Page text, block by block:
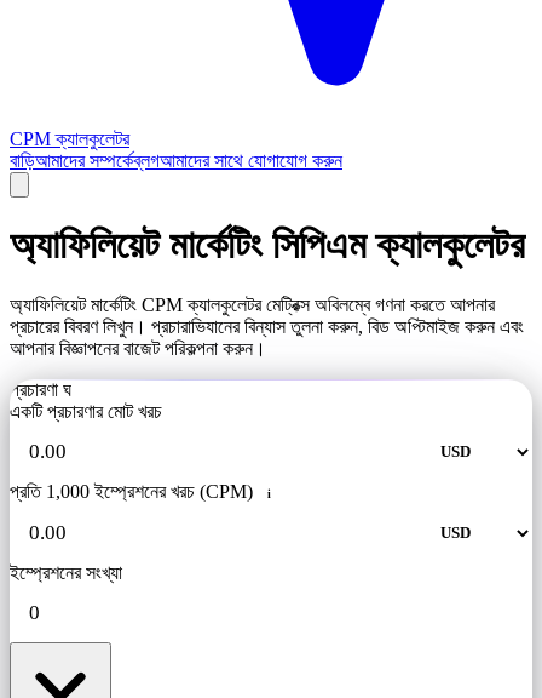
CPM ক্যালকুলেটর
বাড়িআমাদের সম্পর্কেব্লগআমাদের সাথে যোগাযোগ করুন
অ্যাফিলিয়েট মার্কেটিং সিপিএম ক্যালকুলেটর
অ্যাফিলিয়েট মার্কেটিং CPM ক্যালকুলেটর মেট্রিক্স অবিলম্বে গণনা করতে আপনার
প্রচারের বিবরণ লিখুন। প্রচারাভিযানের বিন্যাস তুলনা করুন, বিড অপ্টিমাইজ করুন এবং
আপনার বিজ্ঞাপনের বাজেট পরিকল্পনা করুন।
প্রচারণা ঘ
একটি প্রচারণার মোট খরচ
প্রতি 1,000 ইম্প্রেশনের খরচ (CPM) i
ইম্প্রেশনের সংখ্যা